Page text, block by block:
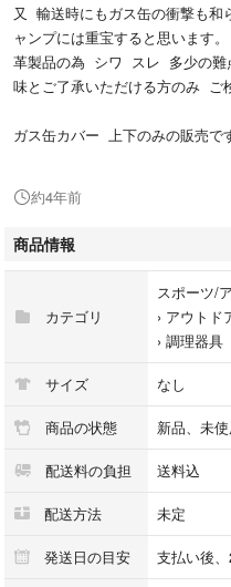
又 輸送時にもガス缶の衝撃も和
ャンプには重宝すると思います。
革製品の為 シワ スレ 多少の難
味とご了承いただける方のみ ご
ガス缶カバー 上下のみの販売で
約4年前
商品情報
カテゴリ
スポーツ/
› アウトド
› 調理器具
サイズ なし
商品の状態 新品、未
配送料の負担 送料込
配送方法 未定
発送日の目安 支払い後